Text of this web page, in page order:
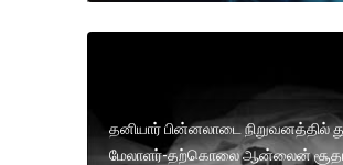
தனியார் பின்னலாடை நிறுவனத்தில்
மேலாளர்-தற்கொலை ஆன்லைன்